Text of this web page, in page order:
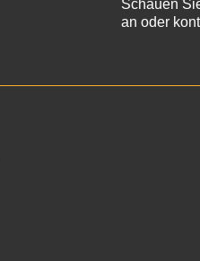
Schauen
an oder